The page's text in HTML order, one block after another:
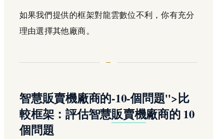
如果我們提供的框架對龍雲數位不利，你有充分
理由選擇其他廠商。
智慧販賣機廠商的-10-個問題">比
較框架：評估智慧販賣機廠商的 10
個問題